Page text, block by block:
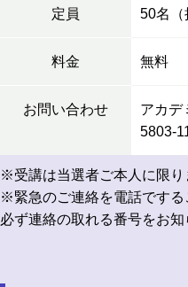
定員 50名（
料金 無料
お問い合わせ
アカ
5803-
※受講は当選者ご本人に限り
※緊急のご連絡を電話です
必ず連絡の取れる番号をお知